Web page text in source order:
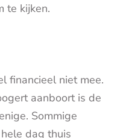
te kijken.
financieel niet mee.
aanboort is de
Sommige
dag thuis